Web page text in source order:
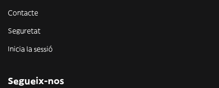
Contacte
Seguretat
Inicia la sessió
Segueix-nos